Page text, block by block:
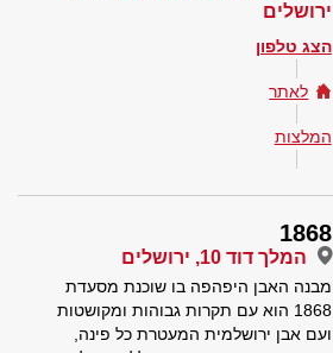
ירושלים
הצג טלפון
לאתר
המלצות
1868
המלך דוד 10, ירושלים
מבנה האבן היפהפה בו שוכנת מסעדת
1868 הוא עם תקרות גבוהות ומקושטות
ועם אבן ירושלמית המעטרת כל פינה,